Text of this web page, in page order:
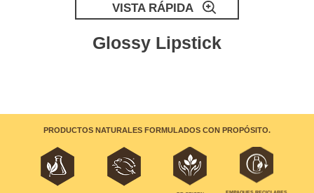
VISTA RÁPIDA
Glossy Lipstick
PRODUCTOS NATURALES FORMULADOS CON PROPÓSITO.